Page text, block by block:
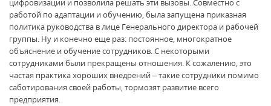
цифровизации и позволила решать эти вызовы. Совместно с
работой по адаптации и обучению, была запущена приказная
политика руководства в лице Генерального директора и рабочей
группы. Ну и конечно еще раз: постоянное, многократное
объяснение и обучение сотрудников. С некоторыми
сотрудниками были прекращены отношения. К сожалению, это
частая практика хороших внедрений – такие сотрудники помимо
саботирования своей работы, тормозят развитие всего
предприятия.